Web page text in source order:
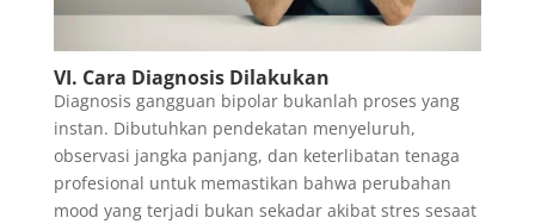
VI. Cara Diagnosis Dilakukan
Diagnosis gangguan bipolar bukanlah proses yang
instan. Dibutuhkan pendekatan menyeluruh,
observasi jangka panjang, dan keterlibatan tenaga
profesional untuk memastikan bahwa perubahan
mood yang terjadi bukan sekadar akibat stres sesaat